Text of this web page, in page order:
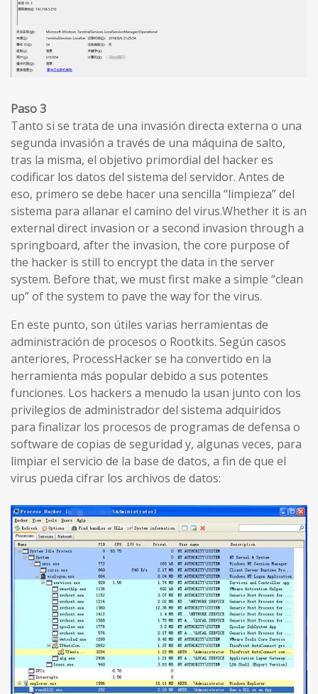
Paso 3
Tanto si se trata de una invasión directa externa o una
segunda invasión a través de una máquina de salto,
tras la misma, el objetivo primordial del hacker es
codificar los datos del sistema del servidor. Antes de
eso, primero se debe hacer una sencilla “limpieza” del
sistema para allanar el camino del virus.Whether it is an
external direct invasion or a second invasion through a
springboard, after the invasion, the core purpose of
the hacker is still to encrypt the data in the server
system. Before that, we must first make a simple “clean
up” of the system to pave the way for the virus.
En este punto, son útiles varias herramientas de
administración de procesos o Rootkits. Según casos
anteriores, ProcessHacker se ha convertido en la
herramienta más popular debido a sus potentes
funciones. Los hackers a menudo la usan junto con los
privilegios de administrador del sistema adquiridos
para finalizar los procesos de programas de defensa o
software de copias de seguridad y, algunas veces, para
limpiar el servicio de la base de datos, a fin de que el
virus pueda cifrar los archivos de datos: